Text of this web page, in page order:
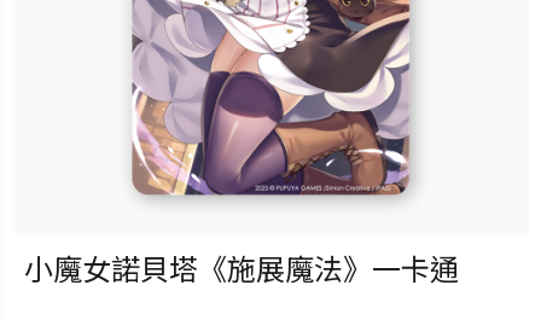
發行：2025-10-15
小魔女諾貝塔《施展魔法》一卡通